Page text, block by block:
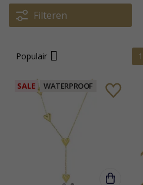
Filteren
Populair 1
SALE WATERPROOF